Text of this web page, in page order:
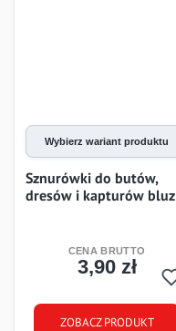
Wybierz wariant produktu
Sznurówki do butów,
dresów i kapturów bluz
Cena
3,90 zł
ZOBACZ PRODUKT